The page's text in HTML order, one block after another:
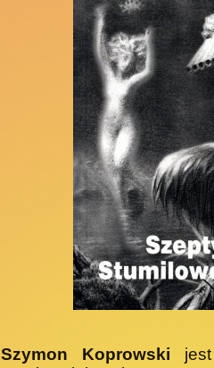
Szymon Koprowski jest